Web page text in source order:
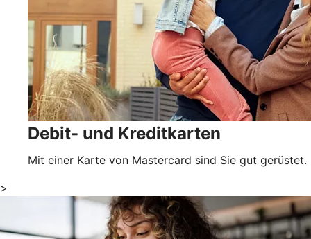
Debit- und Kreditkarten
Mit einer Karte von Mastercard sind Sie gut gerüstet.
>